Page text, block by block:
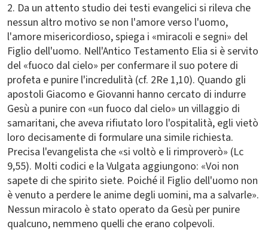
2. Da un attento studio dei testi evangelici si rileva che
nessun altro motivo se non l'amore verso l'uomo,
l'amore misericordioso, spiega i «miracoli e segni» del
Figlio dell'uomo. Nell'Antico Testamento Elia si è servito
del «fuoco dal cielo» per confermare il suo potere di
profeta e punire l'incredulità (cf. 2Re 1,10). Quando gli
apostoli Giacomo e Giovanni hanno cercato di indurre
Gesù a punire con «un fuoco dal cielo» un villaggio di
samaritani, che aveva rifiutato loro l'ospitalità, egli vietò
loro decisamente di formulare una simile richiesta.
Precisa l'evangelista che «si voltò e li rimproverò» (Lc
9,55). Molti codici e la Vulgata aggiungono: «Voi non
sapete di che spirito siete. Poiché il Figlio dell'uomo non
è venuto a perdere le anime degli uomini, ma a salvarle».
Nessun miracolo è stato operato da Gesù per punire
qualcuno, nemmeno quelli che erano colpevoli.